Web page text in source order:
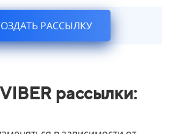
РАССЫЛКУ
рассылки: